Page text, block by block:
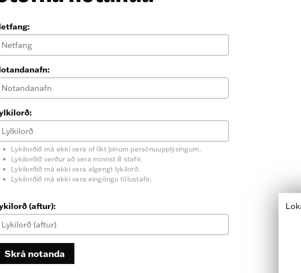
Lykilorðið má ekki vera of líkt þínum persónuupplýsingum.
Lykilorðið verður að vera minnst 8 stafir.
Lykilorðið má ekki vera algengt lykilorð.
Lykilorðið má ekki vera eingöngu tölustafir.
(aftur):
Skrá notanda